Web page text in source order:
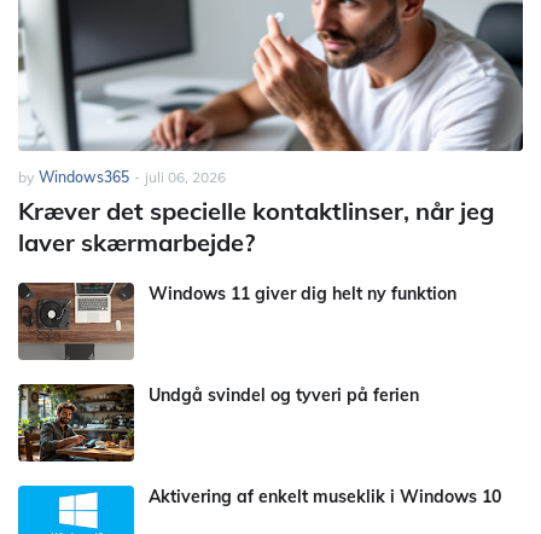
by Windows365 - juli 06, 2026
Kræver det specielle kontaktlinser, når jeg
laver skærmarbejde?
Windows 11 giver dig helt ny funktion
Undgå svindel og tyveri på ferien
Aktivering af enkelt museklik i Windows 10